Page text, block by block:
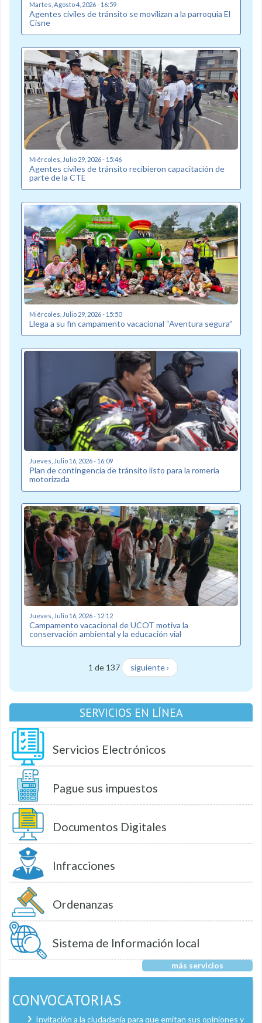
Martes, Agosto 4, 2026 - 16:59
Agentes civiles de tránsito se movilizan a la parroquia El
Cisne
Miércoles, Julio 29, 2026 - 15:46
Agentes civiles de tránsito recibieron capacitación de
parte de la CTE
Miércoles, Julio 29, 2026 - 15:50
Llega a su fin campamento vacacional “Aventura segura”
Jueves, Julio 16, 2026 - 16:09
Plan de contingencia de tránsito listo para la romería
motorizada
Jueves, Julio 16, 2026 - 12:12
Campamento vacacional de UCOT motiva la
conservación ambiental y la educación vial
1 de 137 siguiente ›
SERVICIOS EN LÍNEA
Servicios Electrónicos
Pague sus impuestos
Documentos Digitales
Infracciones
Ordenanzas
Sistema de Información local
más servicios
CONVOCATORIAS
Invitación a la ciudadanía para que emitan sus opiniones y